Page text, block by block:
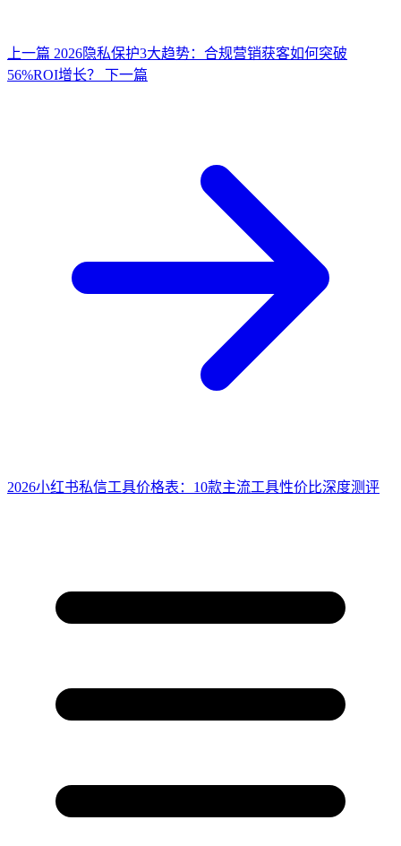
上一篇 2026隐私保护3大趋势：合规营销获客如何突破
56%ROI增长？
下一篇
2026小红书私信工具价格表：10款主流工具性价比深度测评